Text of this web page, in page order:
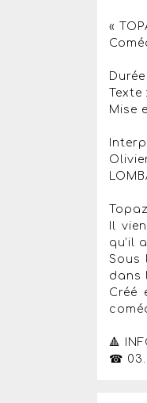
«
Texte
Mise
Il
qu’il
Sous
dans
Créé
🔺
☎